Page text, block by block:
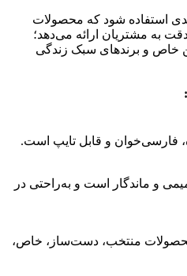
استفاده شود که محصولات
به مشتریان ارائه می‌دهد؛
خاص و برندهای سبک زندگی
فارسی‌خوان و قابل تایپ است.
و ماندگار است و به‌راحتی در
محصولات منتخب، دست‌ساز، خاص،